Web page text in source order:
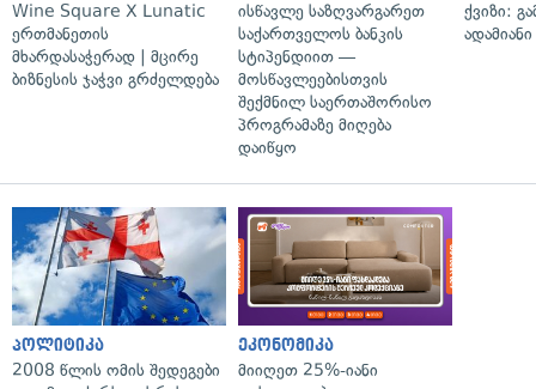
Wine Square X Lunatic
ერთმანეთის
მხარდასაჭერად | მცირე
ბიზნესის ჯაჭვი გრძელდება
ისწავლე საზღვარგარეთ
საქართველოს ბანკის
სტიპენდიით —
მოსწავლეებისთვის
შექმნილ საერთაშორისო
პროგრამაზე მიღება
დაიწყო
ქვიზი:
პოლიტიკა
2008 წლის ომის შედეგები
ეკონომიკა
მიიღეთ 25%-იანი